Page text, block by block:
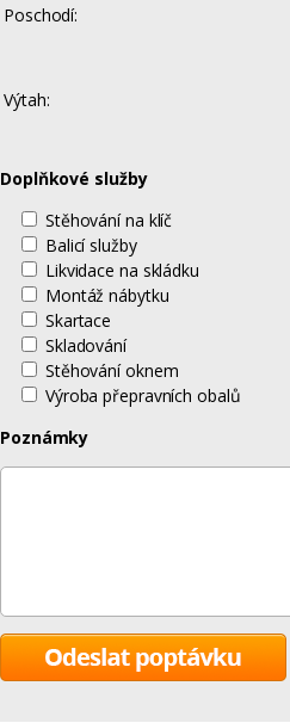
Poschodí:
Výtah:
Doplňkové služby
Stěhování na klíč
Balicí služby
Likvidace na skládku
Montáž nábytku
Skartace
Skladování
Stěhování oknem
Výroba přepravních obalů
Poznámky